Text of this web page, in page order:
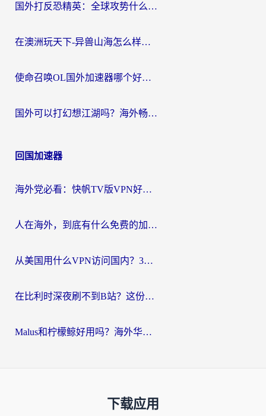
国外打反恐精英：全球攻势什么加速器好用？2026海外玩家国服游戏加速终极指南
在澳洲玩天下-异兽山海怎么样才能不卡？一份给南半球玩家的自救指南
使命召唤OL国外加速器哪个好用？海外玩家亲测的国服游戏加速终极指南
国外可以打幻想江湖吗？海外畅玩国服游戏的终极指南
回国加速器
海外党必看：快帆TV版VPN好用吗？和Easyback VPN对比哪个回国效果更好？附2026真实测评
人在海外，到底有什么免费的加速器能让我安心追剧打游戏？
从美国用什么VPN访问国内？3年海外党亲测：选对工具才能无缝刷B站、看腾讯视频
在比利时深夜刷不到B站？这份回国加速器避坑指南请收好
Malus和柠檬鲸好用吗？海外华人亲测：回国加速器怎么选才不踩坑？
下载应用